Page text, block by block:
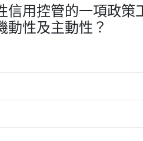
信用控管的一項政策
動性及主動性？